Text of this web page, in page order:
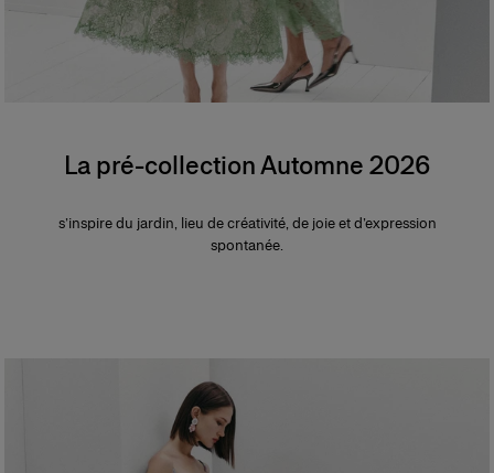
La pré-collection Automne 2026
s’inspire du jardin, lieu de créativité, de joie et d’expression
spontanée.